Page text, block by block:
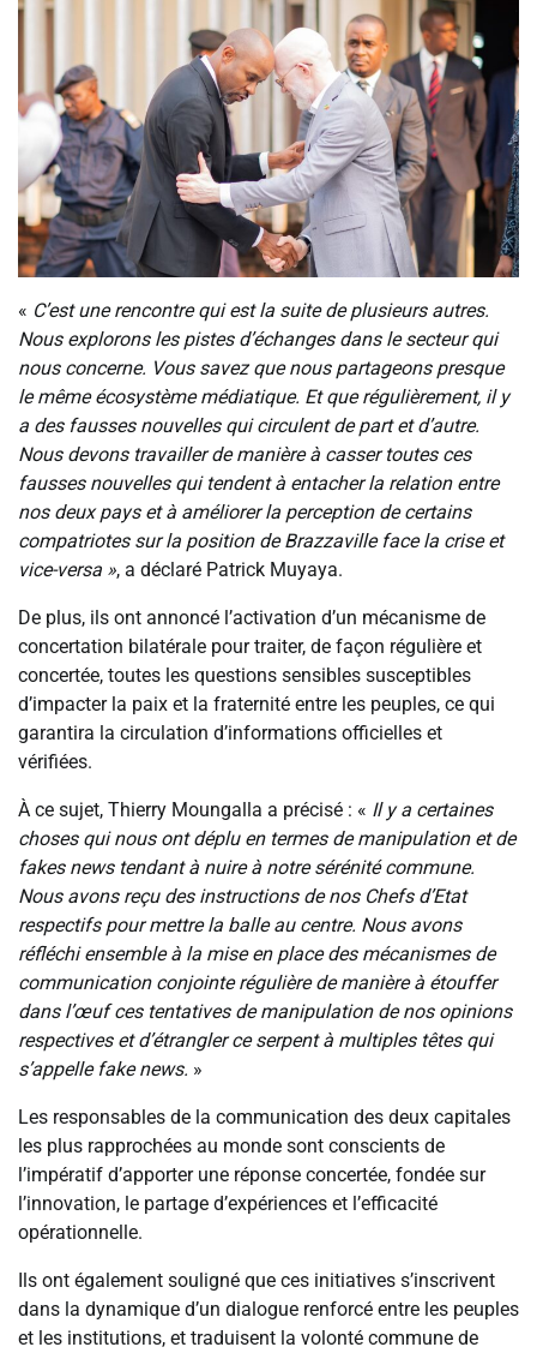
« C’est une rencontre qui est la suite de plusieurs autres.
Nous explorons les pistes d’échanges dans le secteur qui
nous concerne. Vous savez que nous partageons presque
le même écosystème médiatique. Et que régulièrement, il y
a des fausses nouvelles qui circulent de part et d’autre.
Nous devons travailler de manière à casser toutes ces
fausses nouvelles qui tendent à entacher la relation entre
nos deux pays et à améliorer la perception de certains
compatriotes sur la position de Brazzaville face la crise et
vice-versa », a déclaré Patrick Muyaya.
De plus, ils ont annoncé l’activation d’un mécanisme de
concertation bilatérale pour traiter, de façon régulière et
concertée, toutes les questions sensibles susceptibles
d’impacter la paix et la fraternité entre les peuples, ce qui
garantira la circulation d’informations officielles et
vérifiées.
À ce sujet, Thierry Moungalla a précisé : « Il y a certaines
choses qui nous ont déplu en termes de manipulation et de
fakes news tendant à nuire à notre sérénité commune.
Nous avons reçu des instructions de nos Chefs d’Etat
respectifs pour mettre la balle au centre. Nous avons
réfléchi ensemble à la mise en place des mécanismes de
communication conjointe régulière de manière à étouffer
dans l’œuf ces tentatives de manipulation de nos opinions
respectives et d’étrangler ce serpent à multiples têtes qui
s’appelle fake news. »
Les responsables de la communication des deux capitales
les plus rapprochées au monde sont conscients de
l’impératif d’apporter une réponse concertée, fondée sur
l’innovation, le partage d’expériences et l’efficacité
opérationnelle.
Ils ont également souligné que ces initiatives s’inscrivent
dans la dynamique d’un dialogue renforcé entre les peuples
et les institutions, et traduisent la volonté commune de